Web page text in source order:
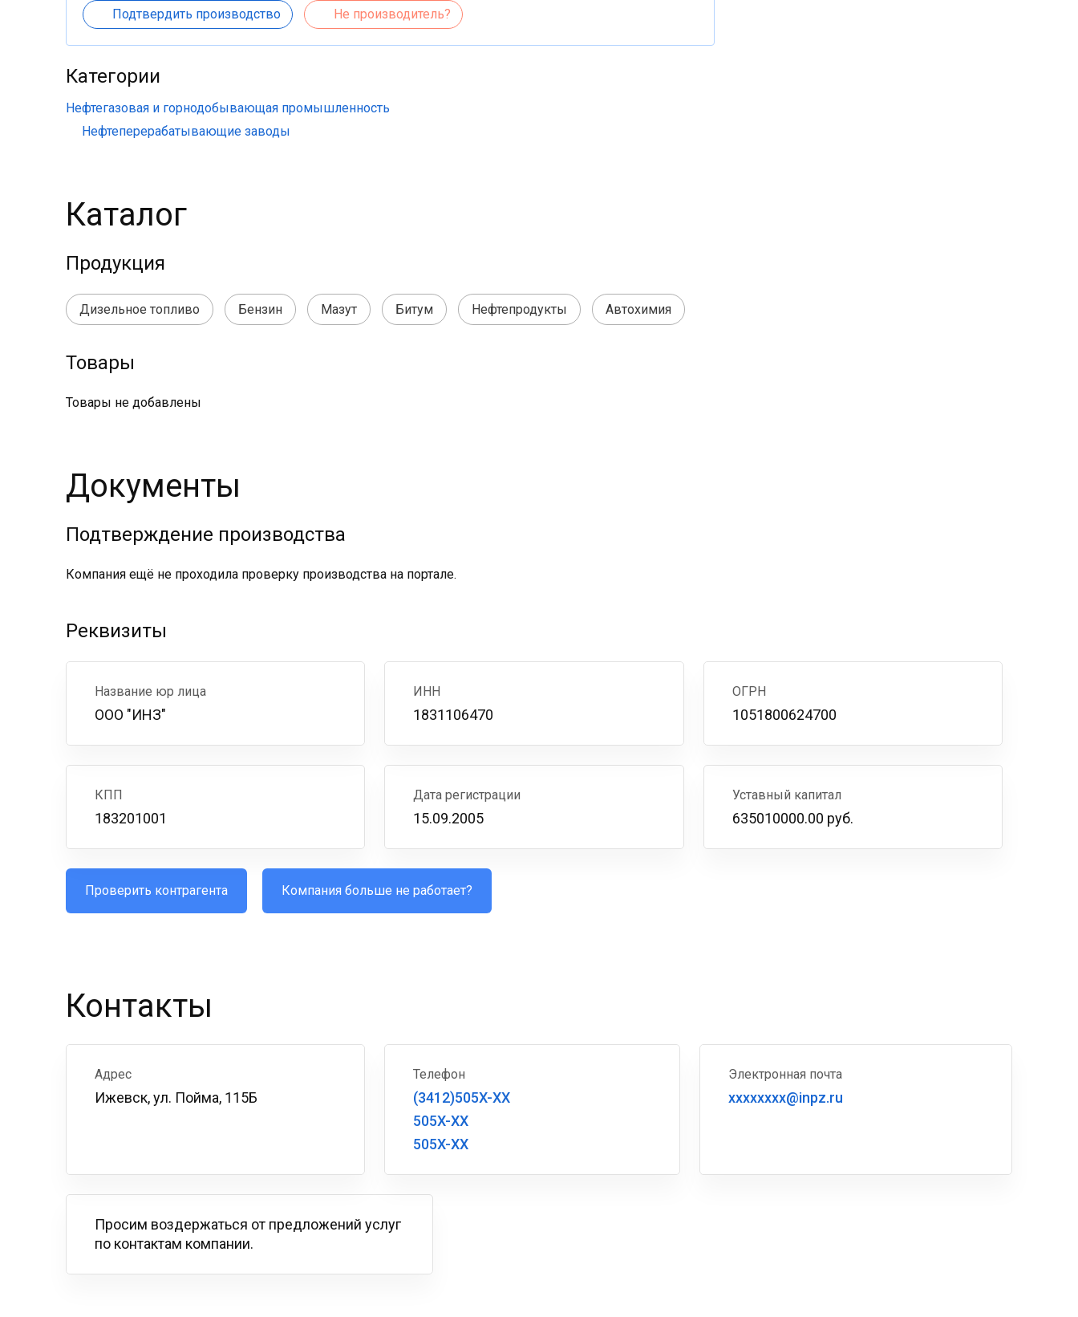
Подтвердить производство Не производитель?
Категории
Нефтегазовая и горнодобывающая промышленность
Нефтеперерабатывающие заводы
Каталог
Продукция
Дизельное топливо Бензин Мазут Битум Нефтепродукты Автохимия
Товары
Товары не добавлены
Документы
Подтверждение производства
Компания ещё не проходила проверку производства на портале.
Реквизиты
Название юр лица
ООО "ИНЗ"
ИНН
1831106470
ОГРН
1051800624700
КПП
183201001
Дата регистрации
15.09.2005
Уставный капитал
635010000.00 руб.
Проверить контрагента Компания больше не работает?
Контакты
Адрес
Ижевск, ул. Пойма, 115Б
Телефон
(3412)505X-XX
505X-XX
505X-XX
Электронная почта
xxxxxxxx@inpz.ru
Просим воздержаться от предложений услуг
по контактам компании.